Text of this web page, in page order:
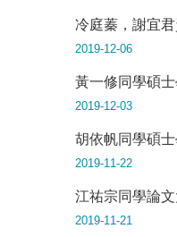
冷庭蓁，謝宜
2019-12-06
黃一修同學碩
2019-12-03
胡依帆同學碩
2019-11-22
江祐宗同學論
2019-11-21